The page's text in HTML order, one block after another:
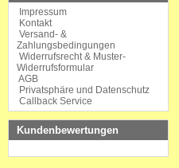
Impressum
Kontakt
Versand- &
Zahlungsbedingungen
Widerrufsrecht & Muster-
Widerrufsformular
AGB
Privatsphäre und Datenschutz
Callback Service
Kundenbewertungen